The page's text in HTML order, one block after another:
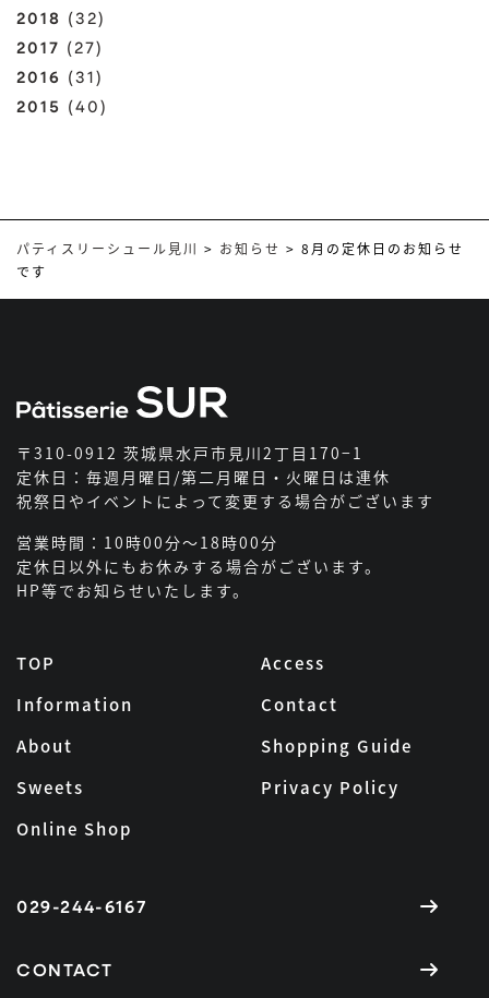
2018 (32)
2017 (27)
2016 (31)
2015 (40)
パティスリーシュール見川 > お知らせ > 8月の定休日のお知らせ
です
〒310-0912 茨城県水戸市見川2丁目170−1
定休日：毎週月曜日/第二月曜日・火曜日は連休
祝祭日やイベントによって変更する場合がございます
営業時間：10時00分～18時00分
定休日以外にもお休みする場合がございます。
HP等でお知らせいたします。
TOP
Information
About
Sweets
Online Shop
Access
Contact
Shopping Guide
Privacy Policy
029-244-6167
CONTACT